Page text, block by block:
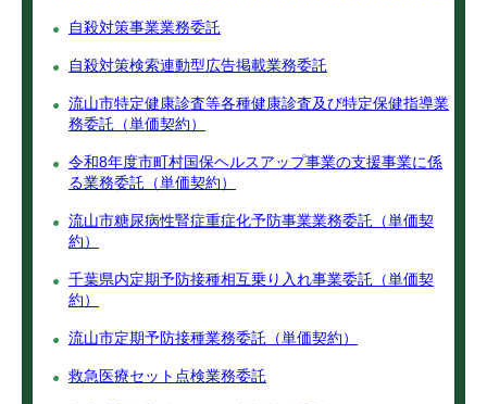
自殺対策事業業務委託
自殺対策検索連動型広告掲載業務委託
流山市特定健康診査等各種健康診査及び特定保健指導業
務委託（単価契約）
令和8年度市町村国保ヘルスアップ事業の支援事業に係
る業務委託（単価契約）
流山市糖尿病性腎症重症化予防事業業務委託（単価契
約）
千葉県内定期予防接種相互乗り入れ事業委託（単価契
約）
流山市定期予防接種業務委託（単価契約）
救急医療セット点検業務委託